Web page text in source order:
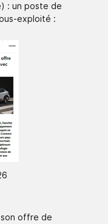
: un poste de
exploité :
offre de